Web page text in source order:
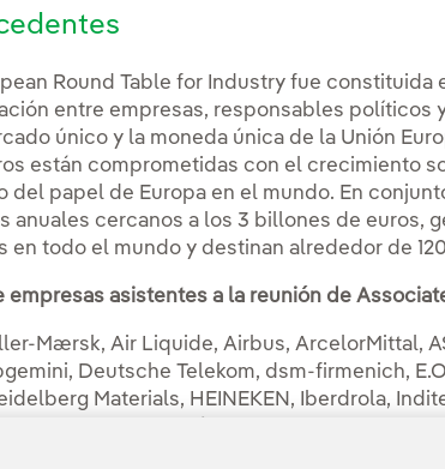
Round Table for Industry fue
entre empresas, responsables políticos
único y la moneda única de la Unión
están comprometidas con el crecimiento
del papel de Europa en el mundo. En
anuales cercanos a los 3 billones de euros,
en todo el mundo y destinan alrededor de
empresas asistentes a la reunión de
Mærsk, Air Liquide, Airbus, ArcelorMittal,
Deutsche Telekom, dsm-firmenich,
Materials, HEINEKEN, Iberdrola,